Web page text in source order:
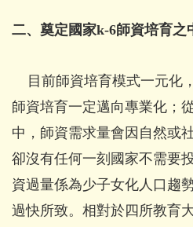
二、奠定國家k-6師資培育之
目前師資培育模式一元化
師資培育一定邁向專業化；
中，師資需求量會因自然或
卻沒有任何一刻國家不需要
資過量係為少子女化人口趨
過快所致。相對於四所教育